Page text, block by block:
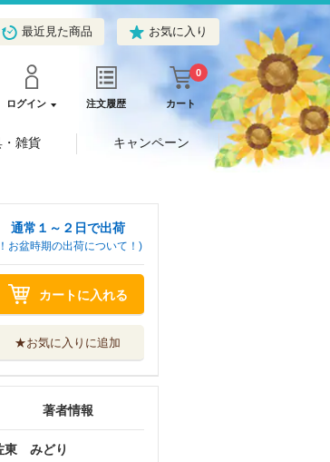
最近見た商品 お気に入り
ログイン 注文履歴 カート
0
雑貨 キャンペーン
通常１～２日で出荷
お盆時期の出荷について！)
カートに入れる
★お気に入りに追加
著者情報
東 みどり